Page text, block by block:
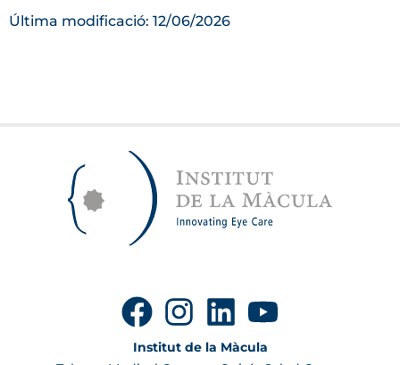
Última modificació: 12/06/2026
Institut de la Màcula